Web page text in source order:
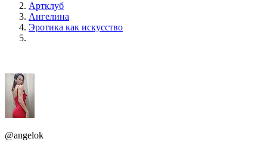
Артклуб
Ангелина
Эротика как искусство
@angelok